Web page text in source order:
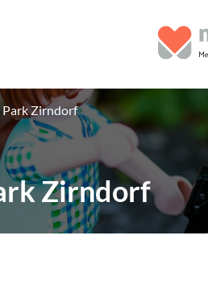
Park Zirndorf
Zirndorf